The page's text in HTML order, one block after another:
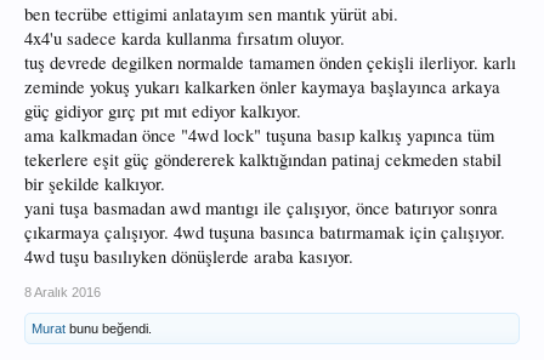
ben tecrübe ettigimi anlatayım sen mantık yürüt abi.
4x4'u sadece karda kullanma fırsatım oluyor.
tuş devrede degilken normalde tamamen önden çekişli ilerliyor. karlı
zeminde yokuş yukarı kalkarken önler kaymaya başlayınca arkaya
güç gidiyor gırç pıt mıt ediyor kalkıyor.
ama kalkmadan önce "4wd lock" tuşuna basıp kalkış yapınca tüm
tekerlere eşit güç göndererek kalktığından patinaj cekmeden stabil
bir şekilde kalkıyor.
yani tuşa basmadan awd mantıgı ile çalışıyor, önce batırıyor sonra
çıkarmaya çalışıyor. 4wd tuşuna basınca batırmamak için çalışıyor.
4wd tuşu basılıyken dönüşlerde araba kasıyor.
8 Aralık 2016
Murat bunu beğendi.